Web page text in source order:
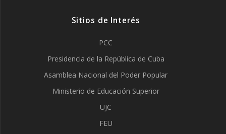
Sitios de Interés
PCC
Presidencia de la República de Cuba
Asamblea Nacional del Poder Popular
Ministerio de Educación Superior
UJC
FEU